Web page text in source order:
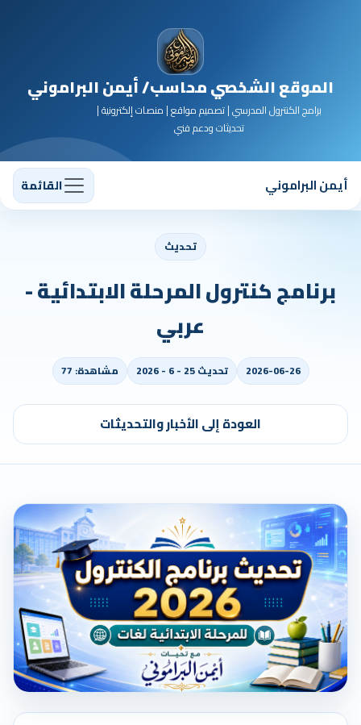
الموقع الشخصي محاسب/ أيمن البراموني
برامج الكنترول المدرسي | تصميم مواقع | منصات إلكترونية |
تحديثات ودعم فني
أيمن البراموني القائمة
تحديث
برنامج كنترول المرحلة الابتدائية -
عربي
2026-06-26 تحديث 25 - 6 - 2026 مشاهدة: 77
العودة إلى الأخبار والتحديثات